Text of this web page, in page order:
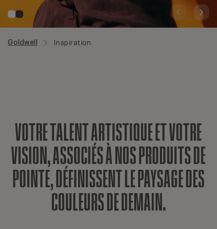
Goldwell Inspiration
VOTRETALENTARTISTIQUEETVOTRE
VISION,ASSOCIÉSÀNOSPRODUITSDE
POINTE,DÉFINISSENTLEPAYSAGEDES
COULEURSDEDEMAIN.